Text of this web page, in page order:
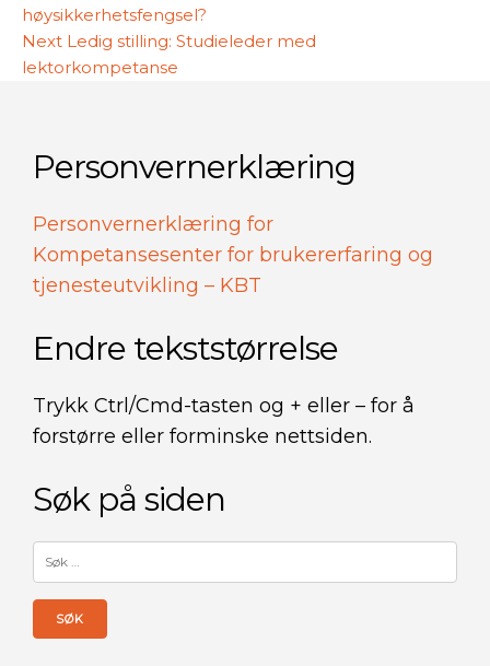
høysikkerhetsfengsel?
Next Next
post:
Ledig stilling: Studieleder med
lektorkompetanse
Personvernerklæring
Personvernerklæring for
Kompetansesenter for brukererfaring og
tjenesteutvikling – KBT
Endre tekststørrelse
Trykk Ctrl/Cmd-tasten og + eller – for å
forstørre eller forminske nettsiden.
Søk på siden
etter: